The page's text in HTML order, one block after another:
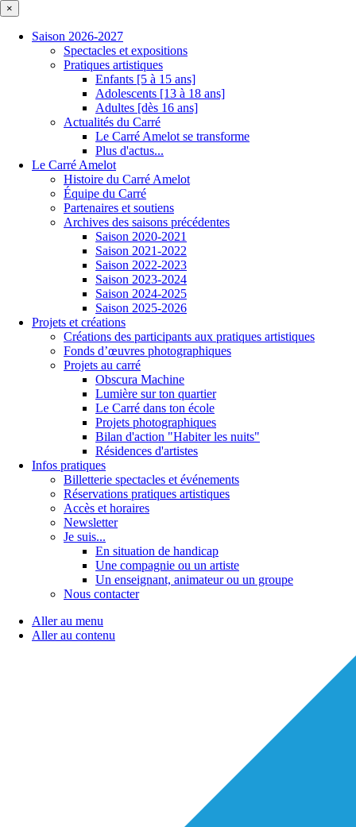
×
Saison 2026-2027
Spectacles et expositions
Pratiques artistiques
Enfants [5 à 15 ans]
Adolescents [13 à 18 ans]
Adultes [dès 16 ans]
Actualités du Carré
Le Carré Amelot se transforme
Plus d'actus...
Le Carré Amelot
Histoire du Carré Amelot
Équipe du Carré
Partenaires et soutiens
Archives des saisons précédentes
Saison 2020-2021
Saison 2021-2022
Saison 2022-2023
Saison 2023-2024
Saison 2024-2025
Saison 2025-2026
Projets et créations
Créations des participants aux pratiques artistiques
Fonds d’œuvres photographiques
Projets au carré
Obscura Machine
Lumière sur ton quartier
Le Carré dans ton école
Projets photographiques
Bilan d'action "Habiter les nuits"
Résidences d'artistes
Infos pratiques
Billetterie spectacles et événements
Réservations pratiques artistiques
Accès et horaires
Newsletter
Je suis...
En situation de handicap
Une compagnie ou un artiste
Un enseignant, animateur ou un groupe
Nous contacter
Aller au menu
Aller au contenu